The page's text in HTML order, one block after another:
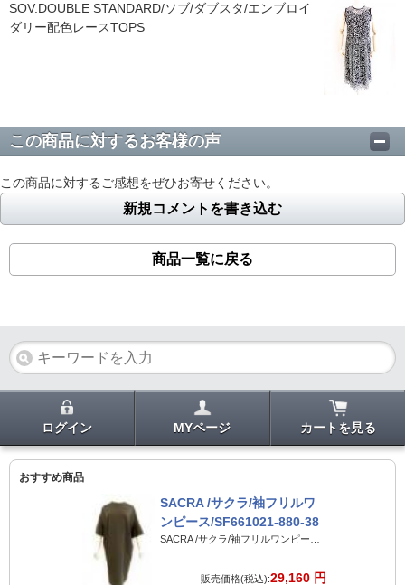
SOV.DOUBLE STANDARD/ソブ/ダブスタ/エンブロイ
ダリー配色レースTOPS
この商品に対するお客様の声
この商品に対するご感想をぜひお寄せください。
新規コメントを書き込む
商品一覧に戻る
ログイン MYページ カートを見る
おすすめ商品
SACRA /サクラ/袖フリルワ
ンピース/SF661021-880-38
販売価格(税込):29,160 円